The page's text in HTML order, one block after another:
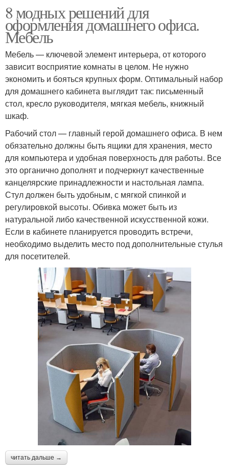
8 модных решений для
оформления домашнего офиса.
Мебель
Мебель — ключевой элемент интерьера, от которого
зависит восприятие комнаты в целом. Не нужно
экономить и бояться крупных форм. Оптимальный набор
для домашнего кабинета выглядит так: письменный
стол, кресло руководителя, мягкая мебель, книжный
шкаф.
Рабочий стол — главный герой домашнего офиса. В нем
обязательно должны быть ящики для хранения, место
для компьютера и удобная поверхность для работы. Все
это органично дополнят и подчеркнут качественные
канцелярские принадлежности и настольная лампа.
Стул должен быть удобным, с мягкой спинкой и
регулировкой высоты. Обивка может быть из
натуральной либо качественной искусственной кожи.
Если в кабинете планируется проводить встречи,
необходимо выделить место под дополнительные стулья
для посетителей.
читать дальше →